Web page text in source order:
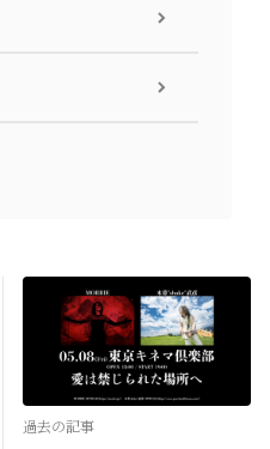
過去の記事